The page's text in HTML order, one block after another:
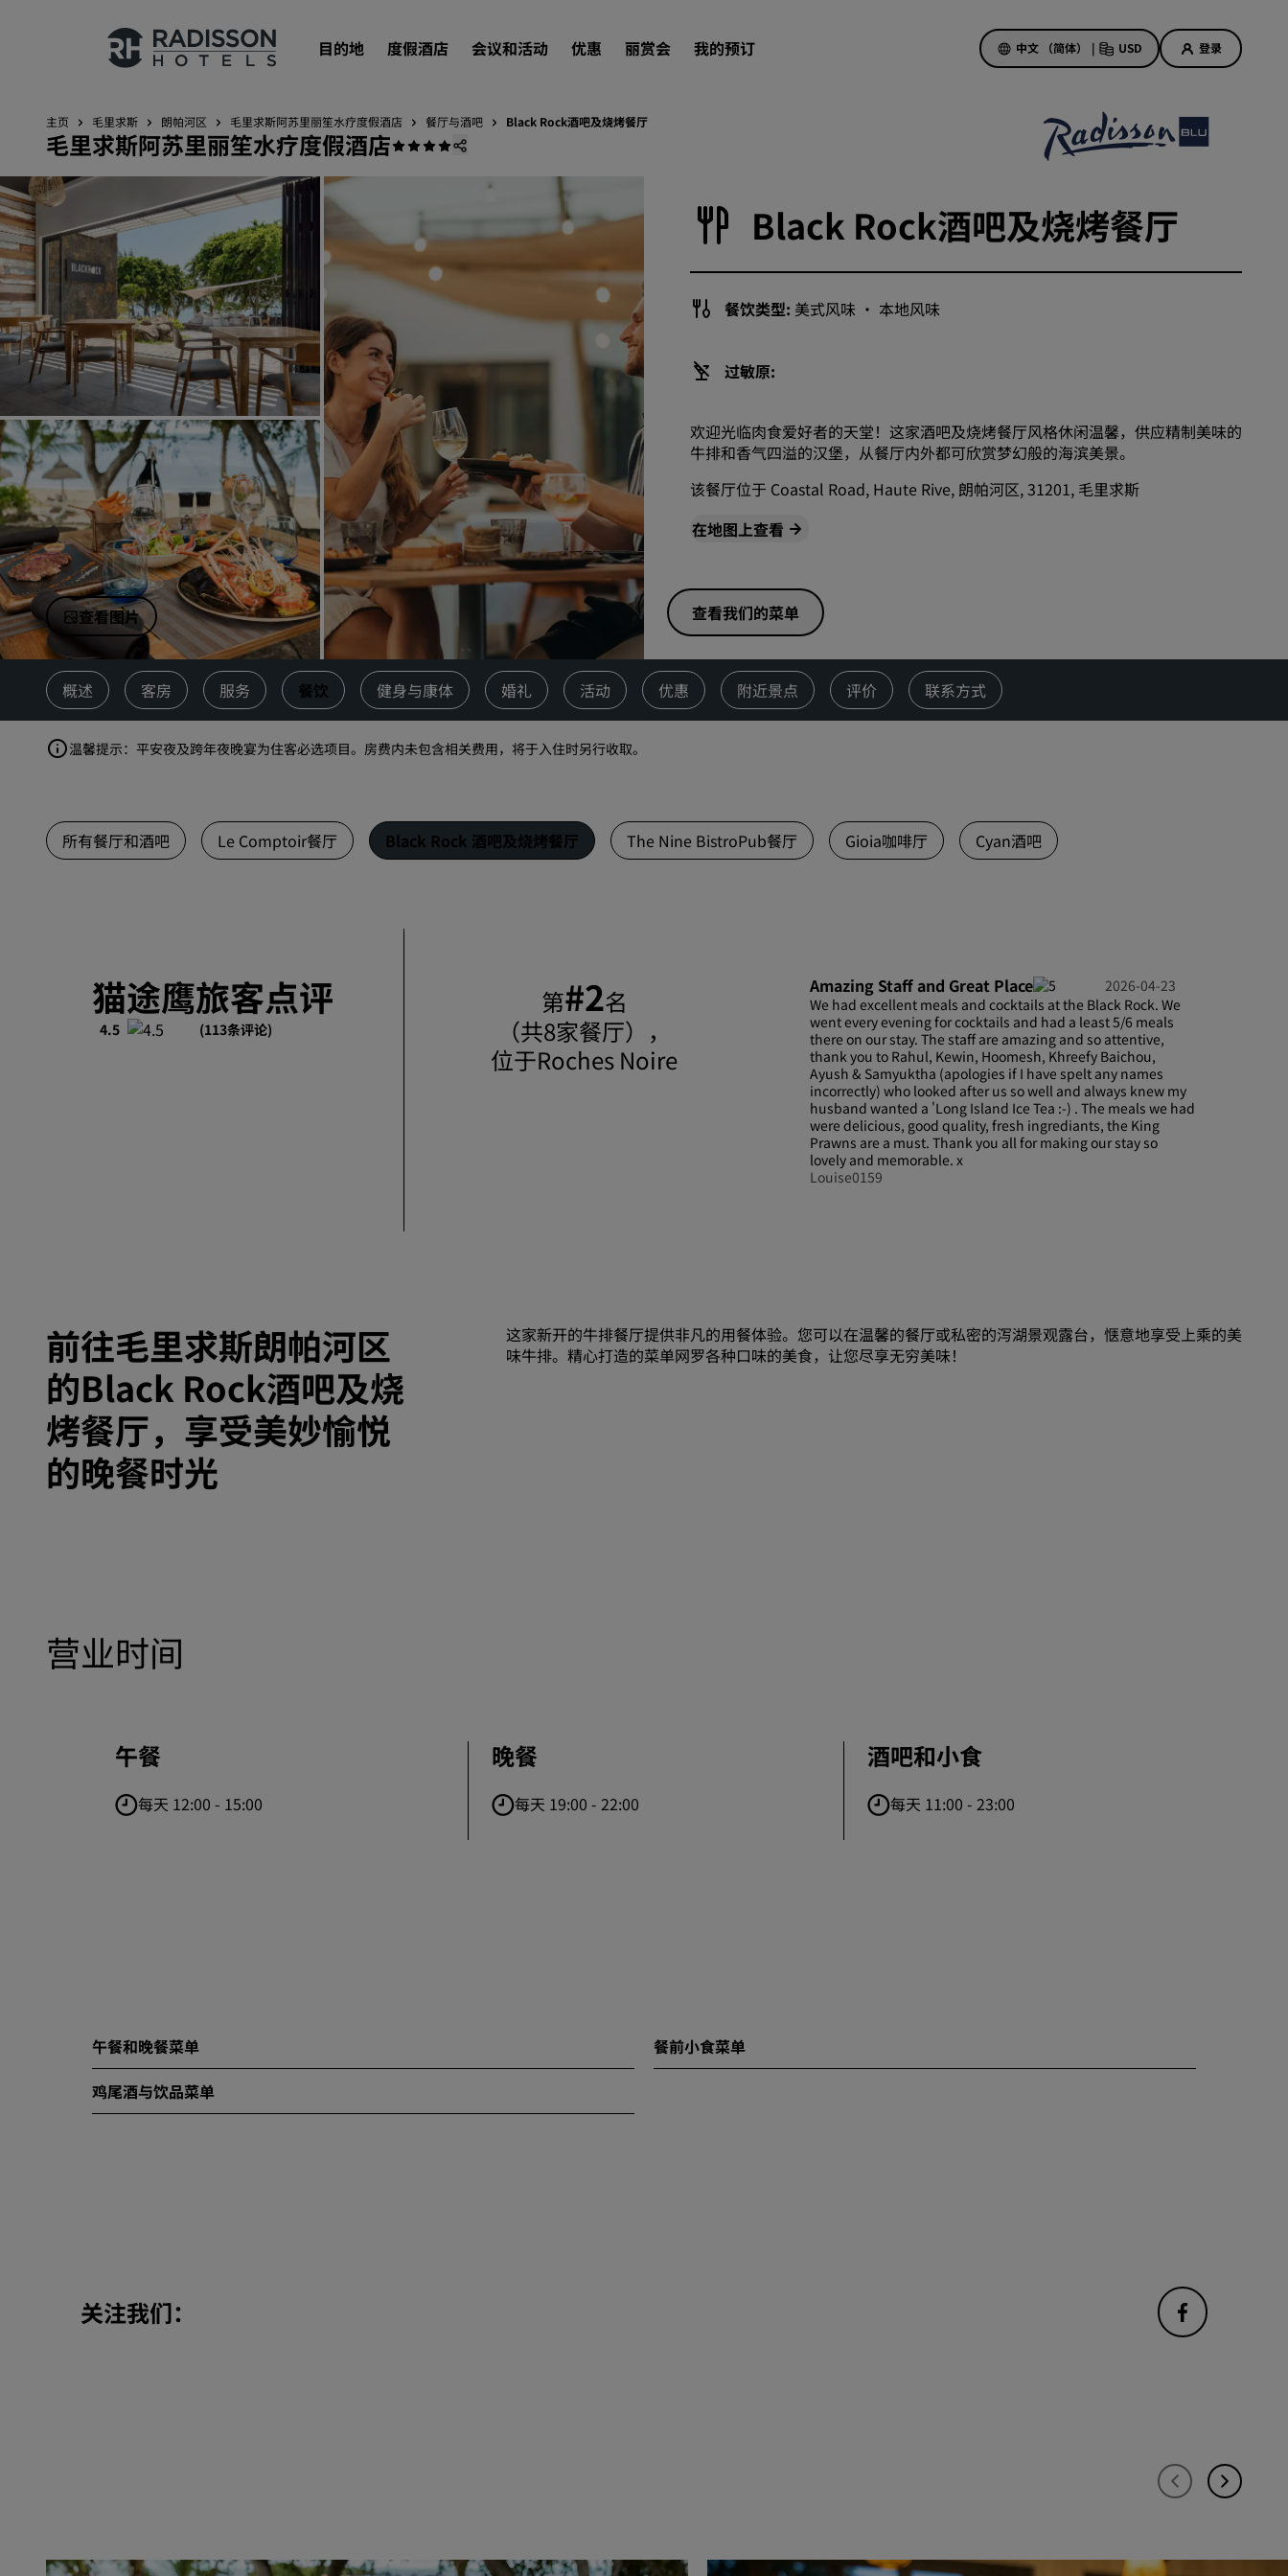
目的地 度假酒店 会议和活动 优惠 丽赏会 我的预订 中文 （简体） | USD 登录
我们的品牌
丽笙酒店集团品牌
中国附属品牌
度假酒店
服务式公寓
机场酒店
新开业和即将开业的酒店
会议和活动
预订会议空间
请求报价
活动目的地
搜索航班
餐饮
搜索餐厅
酒店优惠
美好的初遇，丰厚的奖励
当日特惠
提前预订
Rad Pets
婚礼场地
环保酒店
了解丽赏会
礼遇
主页 毛里求斯 朗帕河区 毛里求斯阿苏里丽笙水疗度假酒店 餐厅与酒吧 Black Rock酒吧及烧烤餐厅
毛里求斯阿苏里丽笙水疗度假酒店
查看图片
Black Rock酒吧及烧烤餐厅
餐饮类型: 美式风味 · 本地风味
过敏原:
欢迎光临肉食爱好者的天堂！这家酒吧及烧烤餐厅风格休闲温馨，供应精制美味的
牛排和香气四溢的汉堡，从餐厅内外都可欣赏梦幻般的海滨美景。
该餐厅位于 Coastal Road, Haute Rive, 朗帕河区, 31201, 毛里求斯
在地图上查看
查看我们的菜单
概述 客房 服务 餐饮 健身与康体 婚礼 活动 优惠 附近景点 评价 联系方式
温馨提示：平安夜及跨年夜晚宴为住客必选项目。房费内未包含相关费用，将于入住时另行收取。
所有餐厅和酒吧 Le Comptoir餐厅 Black Rock 酒吧及烧烤餐厅 The Nine BistroPub餐厅 Gioia咖啡厅 Cyan酒吧
猫途鹰旅客点评
4.5 (113条评论)
第#2名
（共8家餐厅），
位于Roches Noire
Amazing Staff and Great Place
2026-04-23
We had excellent meals and cocktails at the Black Rock. We
went every evening for cocktails and had a least 5/6 meals
there on our stay. The staff are amazing and so attentive,
thank you to Rahul, Kewin, Hoomesh, Khreefy Baichou,
Ayush & Samyuktha (apologies if I have spelt any names
incorrectly) who looked after us so well and always knew my
husband wanted a 'Long Island Ice Tea :-) . The meals we had
were delicious, good quality, fresh ingrediants, the King
Prawns are a must. Thank you all for making our stay so
lovely and memorable. x
Louise0159
前往毛里求斯朗帕河区
的Black Rock酒吧及烧
烤餐厅，享受美妙愉悦
的晚餐时光
这家新开的牛排餐厅提供非凡的用餐体验。您可以在温馨的餐厅或私密的泻湖景观露台，惬意地享受上乘的美
味牛排。精心打造的菜单网罗各种口味的美食，让您尽享无穷美味！
营业时间
午餐
每天 12:00 - 15:00
晚餐
每天 19:00 - 22:00
酒吧和小食
每天 11:00 - 23:00
午餐和晚餐菜单
餐前小食菜单
鸡尾酒与饮品菜单
关注我们：